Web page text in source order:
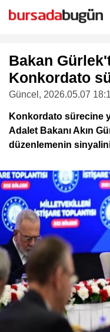
Bakan
Konkordato
Güncel , 2026.05.07
Konkordato sürecine
Adalet Bakanı Akın
düzenlemenin